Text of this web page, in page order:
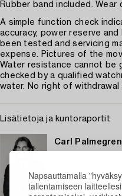
Napsauttamalla
tallentamiseen
Rubber band included.
A simple function check
accuracy, power reserve
been tested and servicing
expense. Pictures of the
Water resistance cannot be
checked by a qualified
water. No right of
Lisätietoja ja kuntoraportit
Carl Palmegren
Sähköposti